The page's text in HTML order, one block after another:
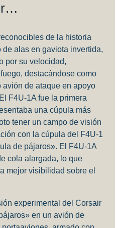
de la historia
alas en gaviota invertida,
por su velocidad,
destacándose como
de ataque en apoyo
F4U-1A fue la primera
una cúpula más
tener un campo de visión
con la cúpula del F4U-1
de pájaros». El F4U-1A
cola alargada, lo que
mejor visibilidad sobre el
experimental del Corsair
en un avión de